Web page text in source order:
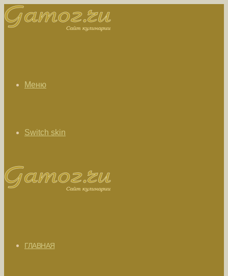
Меню
Switch skin
ГЛАВНАЯ